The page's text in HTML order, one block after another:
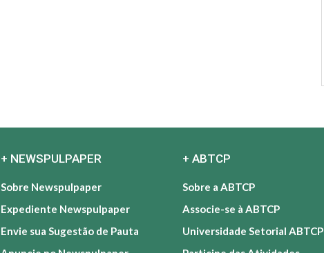
+ NEWSPULPAPER
Sobre Newspulpaper
Expediente Newspulpaper
Envie sua Sugestão de Pauta
+ ABTCP
Sobre a ABTCP
Associe-se à ABTCP
Universidade Setorial ABTCP